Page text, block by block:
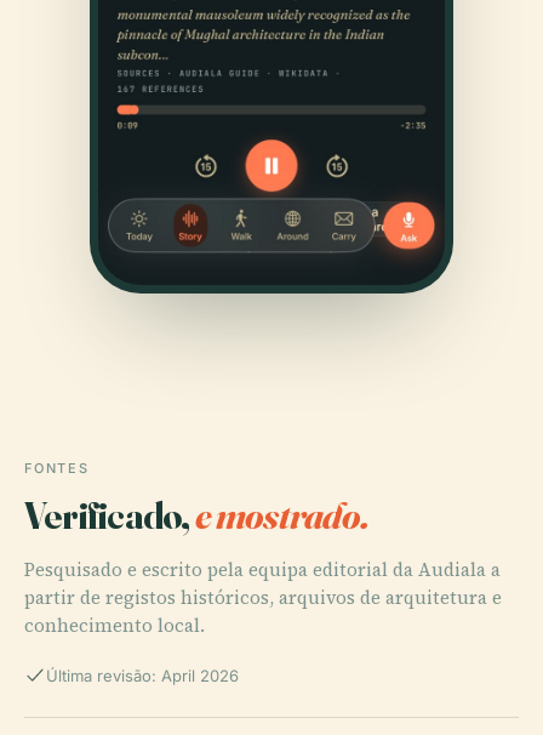
FONTES
Verificado,e mostrado.
Pesquisado e escrito pela equipa editorial da Audiala a
partir de registos históricos, arquivos de arquitetura e
conhecimento local.
Última revisão: April 2026